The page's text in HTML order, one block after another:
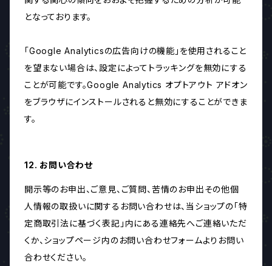
となっております。
「Google Analyticsの広告向けの機能」を使用されること
を望まない場合は、設定によってトラッキングを無効にする
ことが可能です。Google Analytics オプトアウト アドオン
をブラウザにインストールされると無効にすることができま
す。
12. お問い合わせ
開示等のお申出、ご意見、ご質問、苦情のお申出その他個
人情報の取扱いに関するお問い合わせは、当ショップの「特
定商取引法に基づく表記」内にある連絡先へご連絡いただ
くか、ショップページ内のお問い合わせフォームよりお問い
合わせください。